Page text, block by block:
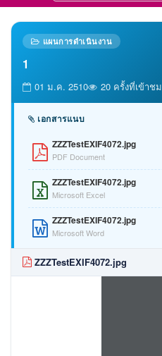
แผนการดำเนินงาน
1
01 ม.ค. 2510 20 ครั้งที่เข้าชม
เอกสารแนบ
ZZZTestEXIF4072.jpg
PDF Document
ZZZTestEXIF4072.jpg
Microsoft Excel
ZZZTestEXIF4072.jpg
Microsoft Word
ZZZTestEXIF4072.jpg